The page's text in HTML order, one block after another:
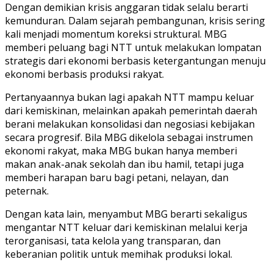
Dengan demikian krisis anggaran tidak selalu berarti
kemunduran. Dalam sejarah pembangunan, krisis sering
kali menjadi momentum koreksi struktural. MBG
memberi peluang bagi NTT untuk melakukan lompatan
strategis dari ekonomi berbasis ketergantungan menuju
ekonomi berbasis produksi rakyat.
Pertanyaannya bukan lagi apakah NTT mampu keluar
dari kemiskinan, melainkan apakah pemerintah daerah
berani melakukan konsolidasi dan negosiasi kebijakan
secara progresif. Bila MBG dikelola sebagai instrumen
ekonomi rakyat, maka MBG bukan hanya memberi
makan anak-anak sekolah dan ibu hamil, tetapi juga
memberi harapan baru bagi petani, nelayan, dan
peternak.
Dengan kata lain, menyambut MBG berarti sekaligus
mengantar NTT keluar dari kemiskinan melalui kerja
terorganisasi, tata kelola yang transparan, dan
keberanian politik untuk memihak produksi lokal.